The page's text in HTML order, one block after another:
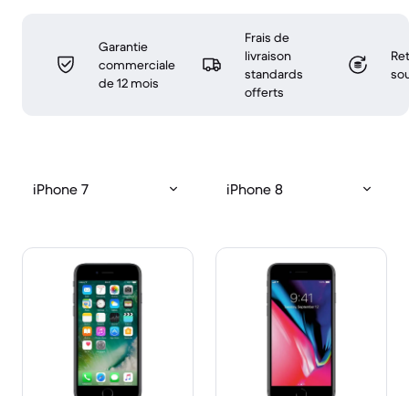
Garantie
commerciale
de 12 mois
Frais de
livraison
standards
offerts
iPhone 7 iPhone 8